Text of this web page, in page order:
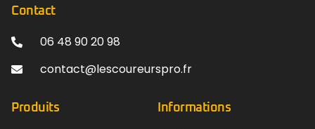
Contact
06 48 90 20 98
contact@lescoureurspro.fr
Produits Informations